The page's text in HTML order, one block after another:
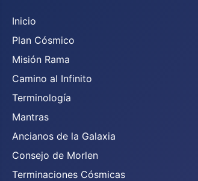
Inicio
Plan Cósmico
Misión Rama
Camino al Infinito
Terminología
Mantras
Ancianos de la Galaxia
Consejo de Morlen
Terminaciones Cósmicas